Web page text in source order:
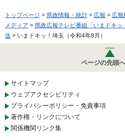
トップページ > 県政情報・統計 > 広報 > 広
メディア > 県政広報テレビ番組「いまドキッ
送 > いまドキッ！埼玉（令和4年8月）
ページの先頭
サイトマップ
ウェブアクセシビリティ
プライバシーポリシー・免責事項
著作権・リンクについて
関係機関リンク集